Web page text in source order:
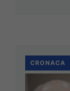
CRONACA